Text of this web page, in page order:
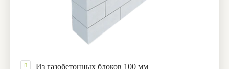
Из газобетонных блоков 100 мм